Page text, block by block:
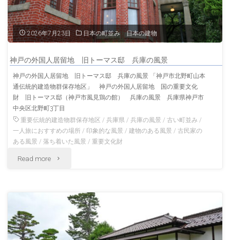
2026年7月23日 日本の町並み 日本の建物
神戸の外国人居留地 旧トーマス邸 兵庫の風景
神戸の外国人居留地 旧トーマス邸 兵庫の風景 「神戸市北野町山本
通伝統的建造物群保存地区」 神戸の外国人居留地 国の重要文化
財 旧トーマス邸（神戸市風見鶏の館） 兵庫の風景 兵庫県神戸市
中央区北野町3丁目
重要伝統的建造物群保存地区 /兵庫県 /兵庫の風景 /古い町並み /
一人旅におすすめの場所 / 印象的な風景 /建物のある風景 /古民家の
ある風景 /落ち着いた風景 /重要文化財
Read more "神